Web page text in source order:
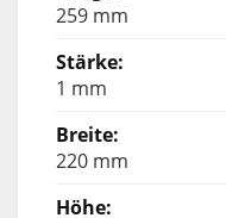
259 mm
1 mm
220 mm